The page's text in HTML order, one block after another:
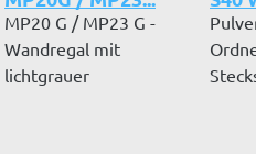
MP20 G / MP23 G -
Wandregal mit
lichtgrauer